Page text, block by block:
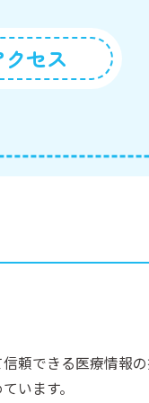
セス
頼できる医療情報の
います。